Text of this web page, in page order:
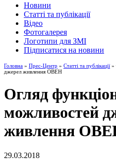
Новини
Статті та публікації
Відео
Фотогалерея
Логотипи для ЗМІ
Підписатися на новини
Головна » Прес-Центр » Статті та публікації »
джерел живлення ОВЕН
Огляд
можливостей
живлення
29.03.2018